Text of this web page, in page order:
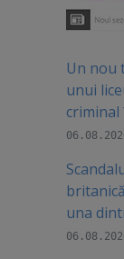
Un nou
unui
criminal
una